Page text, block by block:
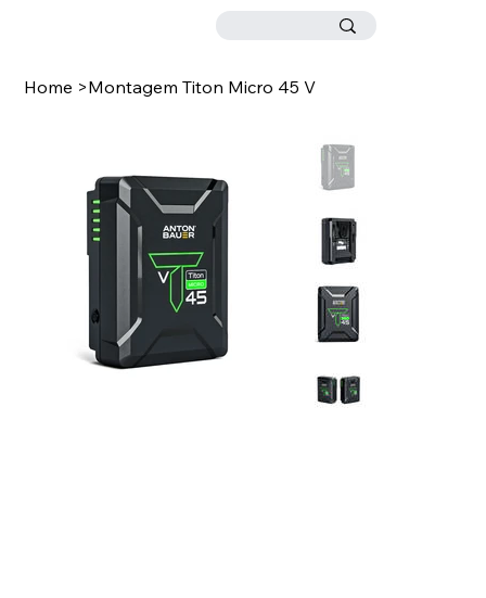
Home >Montagem Titon Micro 45 V